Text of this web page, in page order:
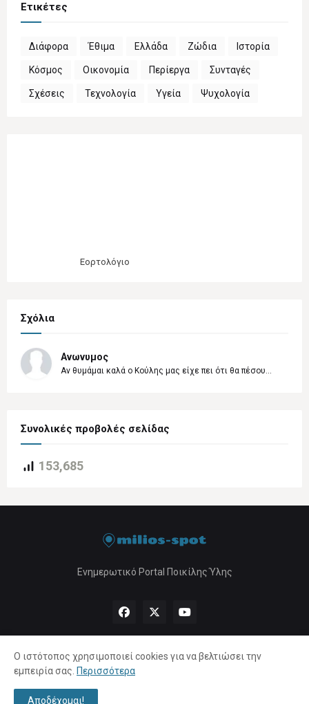
Ετικέτες
Διάφορα Έθιμα Ελλάδα Ζώδια Ιστορία
Κόσμος Οικονομία Περίεργα Συνταγές
Σχέσεις Τεχνολογία Υγεία Ψυχολογία
Εορτολόγιο
Σχόλια
Ανωνυμος
Αν θυμάμαι καλά ο Κούλης μας είχε πει ότι θα πέσου...
Συνολικές προβολές σελίδας
153,685
Ενημερωτικό Portal Ποικίλης Ύλης
Αρχική About Us Πολιτική Απορρήτου
Ο ιστότοπος χρησιμοποιεί cookies για να βελτιώσει την
εμπειρία σας. Περισσότερα
Αποδέχομαι!